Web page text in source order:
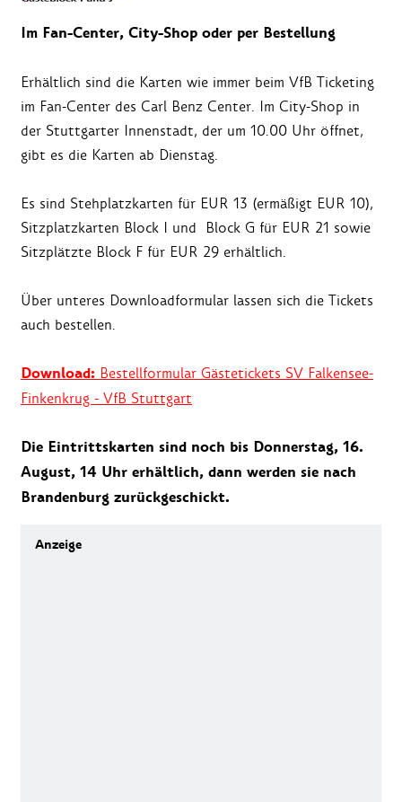
Im Fan-Center, City-Shop oder per Bestellung
Erhältlich sind die Karten wie immer beim VfB Ticketing
im Fan-Center des Carl Benz Center. Im City-Shop in
der Stuttgarter Innenstadt, der um 10.00 Uhr öffnet,
gibt es die Karten ab Dienstag.
Es sind Stehplatzkarten für EUR 13 (ermäßigt EUR 10),
Sitzplatzkarten Block I und Block G für EUR 21 sowie
Sitzplätzte Block F für EUR 29 erhältlich.
Über unteres Downloadformular lassen sich die Tickets
auch bestellen.
Download: Bestellformular Gästetickets SV Falkensee-
Finkenkrug - VfB Stuttgart
Die Eintrittskarten sind noch bis Donnerstag, 16.
August, 14 Uhr erhältlich, dann werden sie nach
Brandenburg zurückgeschickt.